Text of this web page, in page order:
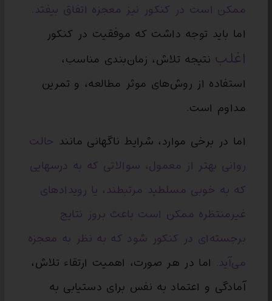
ممکن است در کنکور نیز معجزه اتفاق بیفتد.
اما باید توجه داشت که موفقیت در کنکور
اغلب نتیجه تلاش، زمان‌بندی مناسب،
استفاده از روش‌های موثر مطالعه، و تمرین
مداوم است.
اما در برخی موارد، شرایط ناگهانی مانند حالت
روانی بهتر از معمول، سوالاتی که به درسهایی
که به خوبی مسلطید مرتبطند، یا رویدادهای
غیرمنتظره ممکن است باعث بروز نتایج
برجسته‌ای در کنکور شود که به نظر به معجزه
می‌آید. اما در هر صورت، اهمیت ارتقاء تلاش،
آمادگی و اعتماد به نفس برای دستیابی به